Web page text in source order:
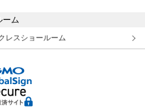
ーム
レスショールーム